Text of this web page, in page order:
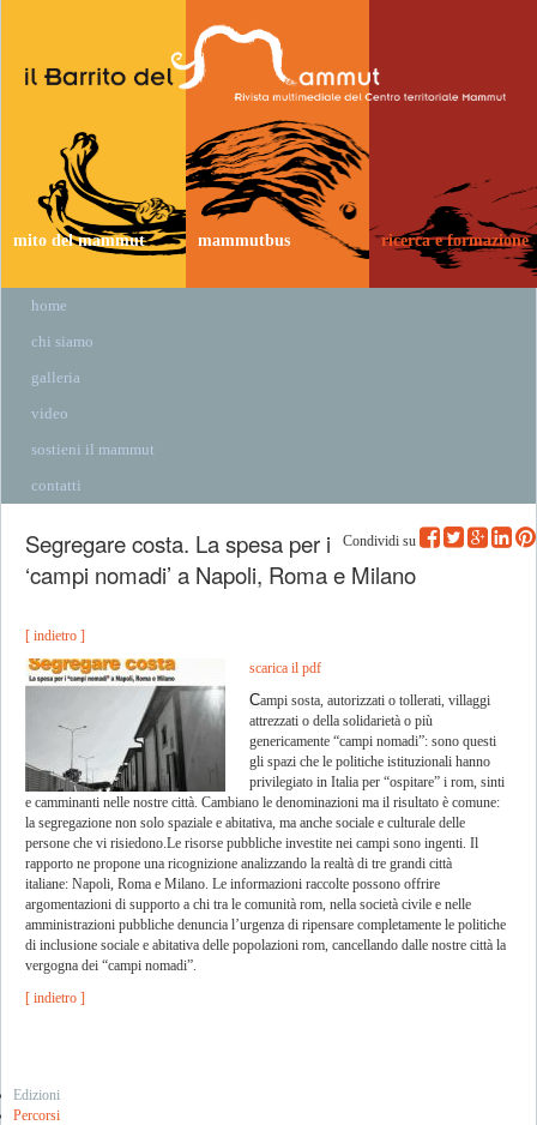
mito del mammut mammutbus ricerca e formazione
home
chi siamo
galleria
video
sostieni il mammut
contatti
Condividi su
Segregare costa. La spesa per i
‘campi nomadi’ a Napoli, Roma e Milano
[ indietro ]
scarica il pdf
Campi sosta, autorizzati o tollerati, villaggi
attrezzati o della solidarietà o più
genericamente “campi nomadi”: sono questi
gli spazi che le politiche istituzionali hanno
privilegiato in Italia per “ospitare” i rom, sinti
e camminanti nelle nostre città. Cambiano le denominazioni ma il risultato è comune:
la segregazione non solo spaziale e abitativa, ma anche sociale e culturale delle
persone che vi risiedono.Le risorse pubbliche investite nei campi sono ingenti. Il
rapporto ne propone una ricognizione analizzando la realtà di tre grandi città
italiane: Napoli, Roma e Milano. Le informazioni raccolte possono offrire
argomentazioni di supporto a chi tra le comunità rom, nella società civile e nelle
amministrazioni pubbliche denuncia l’urgenza di ripensare completamente le politiche
di inclusione sociale e abitativa delle popolazioni rom, cancellando dalle nostre città la
vergogna dei “campi nomadi”.
[ indietro ]
Edizioni
Percorsi